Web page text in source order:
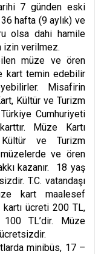
7 günden eski
hafta (9 aylık) ve
olsa dahi hamile
izin verilmez.
müze ve ören
kart temin edebilir
Misafirin
Kültür ve Turizm
Cumhuriyeti
Müze Kartı
ve Turizm
müzelerde ve ören
kazanır. 18 yaş
T.C. vatandaşı
kart maalesef
ücreti 200 TL,
TL’dir. Müze
minibüs, 17 –